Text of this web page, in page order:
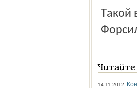
Такой вот это удивительный человек, Лира Анатольевна
14.11.2012